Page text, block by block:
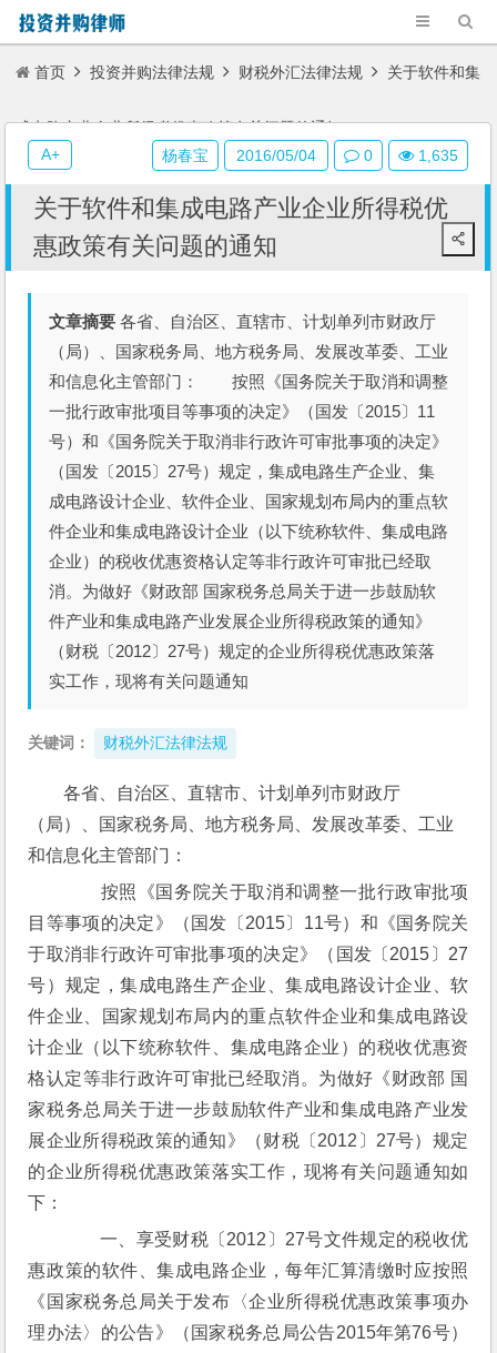
首页 投资并购法律法规 财税外汇法律法规 关于软件和集
成电路产业企业所得税优惠政策有关问题的通知
关于软件和集成电路产业企业所得税优
惠政策有关问题的通知
文章摘要 各省、自治区、直辖市、计划单列市财政厅
（局）、国家税务局、地方税务局、发展改革委、工业
和信息化主管部门： 按照《国务院关于取消和调整
一批行政审批项目等事项的决定》（国发〔2015〕11
号）和《国务院关于取消非行政许可审批事项的决定》
（国发〔2015〕27号）规定，集成电路生产企业、集
成电路设计企业、软件企业、国家规划布局内的重点软
件企业和集成电路设计企业（以下统称软件、集成电路
企业）的税收优惠资格认定等非行政许可审批已经取
消。为做好《财政部 国家税务总局关于进一步鼓励软
件产业和集成电路产业发展企业所得税政策的通知》
（财税〔2012〕27号）规定的企业所得税优惠政策落
实工作，现将有关问题通知
关键词： 财税外汇法律法规
各省、自治区、直辖市、计划单列市财政厅
（局）、国家税务局、地方税务局、发展改革委、工业
和信息化主管部门：
按照《国务院关于取消和调整一批行政审批项
目等事项的决定》（国发〔2015〕11号）和《国务院关
于取消非行政许可审批事项的决定》（国发〔2015〕27
号）规定，集成电路生产企业、集成电路设计企业、软
件企业、国家规划布局内的重点软件企业和集成电路设
计企业（以下统称软件、集成电路企业）的税收优惠资
格认定等非行政许可审批已经取消。为做好《财政部 国
家税务总局关于进一步鼓励软件产业和集成电路产业发
展企业所得税政策的通知》（财税〔2012〕27号）规定
的企业所得税优惠政策落实工作，现将有关问题通知如
下：
一、享受财税〔2012〕27号文件规定的税收优
惠政策的软件、集成电路企业，每年汇算清缴时应按照
《国家税务总局关于发布〈企业所得税优惠政策事项办
理办法〉的公告》（国家税务总局公告2015年第76号）
杨春宝 2016/05/04 0 1,635
A+